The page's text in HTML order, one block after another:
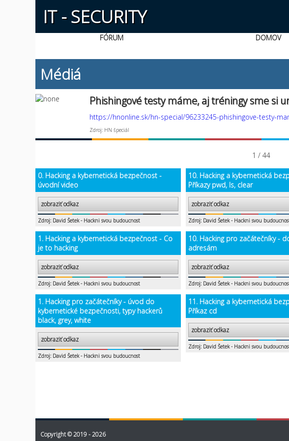
IT - SECURITY
FÓRUM DOMOV
Médiá
Phishingové testy máme, aj tréningy sme si
https://hnonline.sk/hn-special/96233245-phishingove-testy-
Zdroj: HN špeciál
1 / 44
0. Hacking a kybernetická bezpečnost -
úvodní video
zobraziť odkaz
Zdroj: David Šetek - Hackni svou budoucnost
1. Hacking a kybernetická bezpečnost - Co
je to hacking
zobraziť odkaz
Zdroj: David Šetek - Hackni svou budoucnost
1. Hacking pro začátečníky - úvod do
kybernetické bezpečnosti, typy hackerů
black, grey, white
zobraziť odkaz
Zdroj: David Šetek - Hackni svou budoucnost
10. Hacking a kybernetická
Příkazy pwd, ls, clear
zobraziť odkaz
Zdroj: David Šetek - Hackni svou
10. Hacking pro začátečníky -
adresám
zobraziť odkaz
Zdroj: David Šetek - Hackni svou
11. Hacking a kybernetická
Příkaz cd
zobraziť odkaz
Zdroj: David Šetek - Hackni svou
Copyright © 2019 - 2026